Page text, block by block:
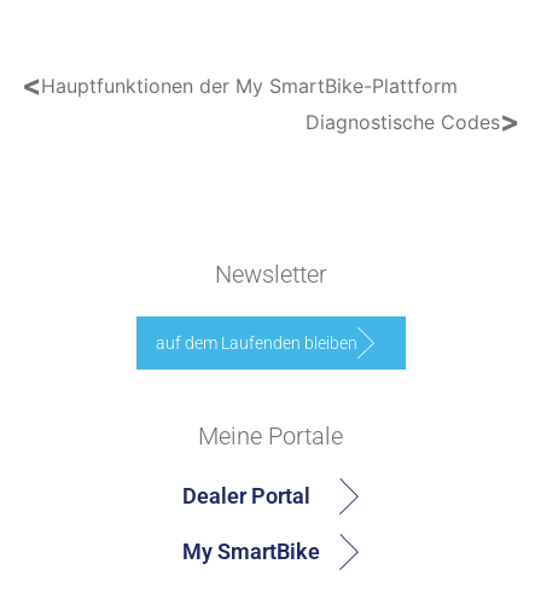
<Hauptfunktionen der My SmartBike-Plattform
Diagnostische Codes>
Newsletter
auf dem Laufenden bleiben
Meine Portale
Dealer Portal
My SmartBike